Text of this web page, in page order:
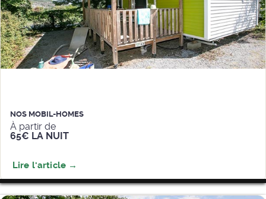
NOS MOBIL-HOMES
À partir de
65€ LA NUIT